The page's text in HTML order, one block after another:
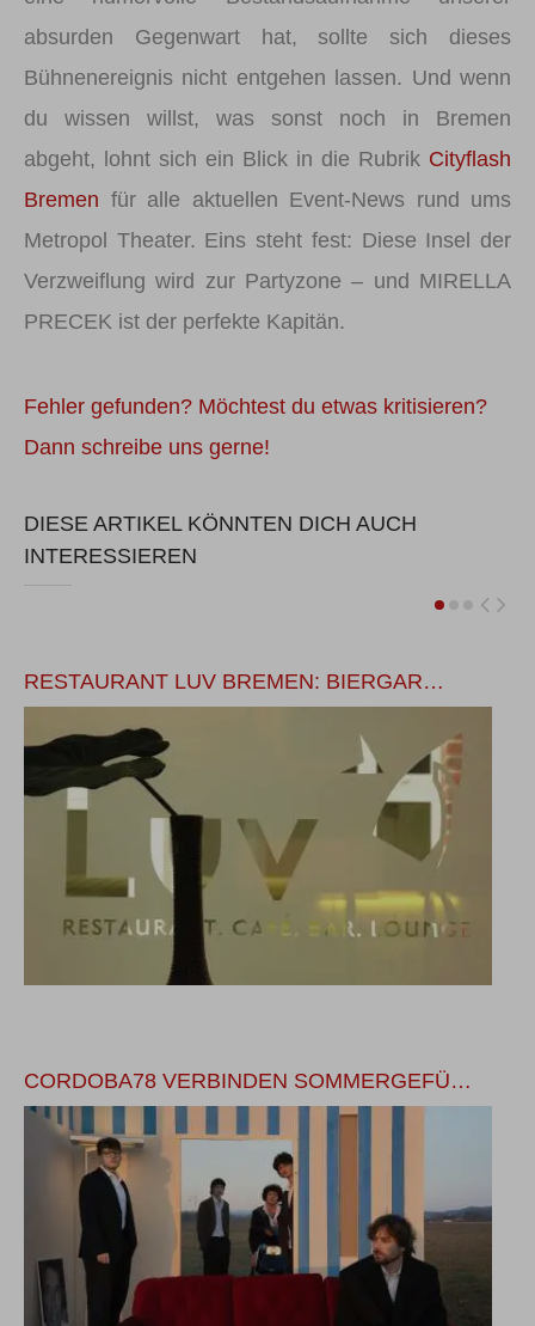
absurden Gegenwart hat, sollte sich dieses
Bühnenereignis nicht entgehen lassen. Und wenn
du wissen willst, was sonst noch in Bremen
abgeht, lohnt sich ein Blick in die Rubrik Cityflash
Bremen für alle aktuellen Event-News rund ums
Metropol Theater. Eins steht fest: Diese Insel der
Verzweiflung wird zur Partyzone – und MIRELLA
PRECEK ist der perfekte Kapitän.
Fehler gefunden? Möchtest du etwas kritisieren?
Dann schreibe uns gerne!
DIESE ARTIKEL KÖNNTEN DICH AUCH
INTERESSIEREN
RESTAURANT LUV BREMEN: BIERGAR…
CORDOBA78 VERBINDEN SOMMERGEFÜ…